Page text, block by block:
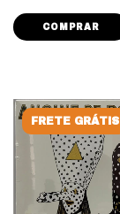
FRETE GRÁTIS